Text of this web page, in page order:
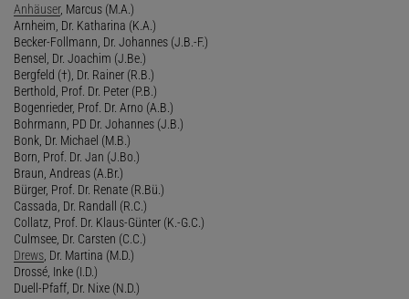
Anhäuser, Marcus (M.A.)
Arnheim, Dr. Katharina (K.A.)
Becker-Follmann, Dr. Johannes (J.B.-F.)
Bensel, Dr. Joachim (J.Be.)
Bergfeld (†), Dr. Rainer (R.B.)
Berthold, Prof. Dr. Peter (P.B.)
Bogenrieder, Prof. Dr. Arno (A.B.)
Bohrmann, PD Dr. Johannes (J.B.)
Bonk, Dr. Michael (M.B.)
Born, Prof. Dr. Jan (J.Bo.)
Braun, Andreas (A.Br.)
Bürger, Prof. Dr. Renate (R.Bü.)
Cassada, Dr. Randall (R.C.)
Collatz, Prof. Dr. Klaus-Günter (K.-G.C.)
Culmsee, Dr. Carsten (C.C.)
Drews , Dr. Martina (M.D.)
Drossé, Inke (I.D.)
Duell-Pfaff, Dr. Nixe (N.D.)